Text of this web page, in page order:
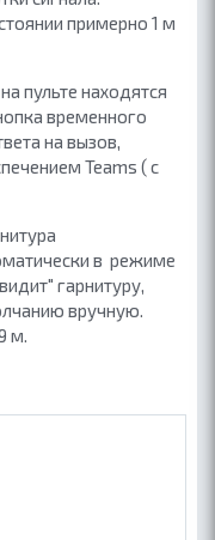
примерно 1 м
на пульте находятся
временного
на вызов,
Teams ( с
в режиме
гарнитуру,
вручную.
м.